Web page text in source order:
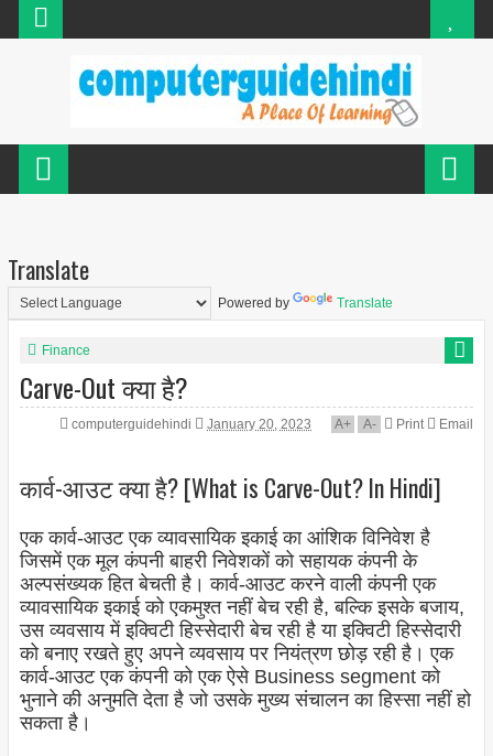
Translate
Powered by Translate
Finance
Carve-Out क्या है?
computerguidehindi January 20, 2023 A+ A- Print Email
कार्व-आउट क्या है? [What is Carve-Out? In Hindi]
एक कार्व-आउट एक व्यावसायिक इकाई का आंशिक विनिवेश है
जिसमें एक मूल कंपनी बाहरी निवेशकों को सहायक कंपनी के
अल्पसंख्यक हित बेचती है। कार्व-आउट करने वाली कंपनी एक
व्यावसायिक इकाई को एकमुश्त नहीं बेच रही है, बल्कि इसके बजाय,
उस व्यवसाय में इक्विटी हिस्सेदारी बेच रही है या इक्विटी हिस्सेदारी
को बनाए रखते हुए अपने व्यवसाय पर नियंत्रण छोड़ रही है। एक
कार्व-आउट एक कंपनी को एक ऐसे Business segment को
भुनाने की अनुमति देता है जो उसके मुख्य संचालन का हिस्सा नहीं हो
सकता है।